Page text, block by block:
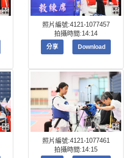
照片編號:4121-1077457
拍攝時間:14:14
分享 Download
照片編號:4121-1077461
拍攝時間:14:15